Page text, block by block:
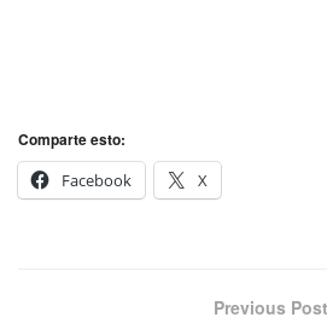
Comparte esto:
Facebook
X
Previous Post